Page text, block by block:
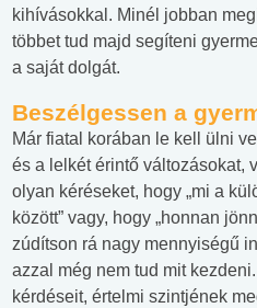
kihívásokkal. Minél jobban
többet tud majd segíteni
a saját dolgát.
Beszélgessen a
Már fiatal korában le kell ülni
és a lelkét érintő változásokat,
olyan kéréseket, hogy „mi a
között” vagy, hogy „honnan
zúdítson rá nagy mennyiségű
azzal még nem tud mit
kérdéseit, értelmi szintjének